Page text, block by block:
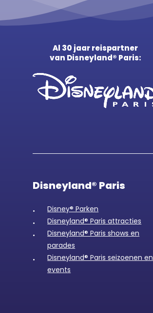
Al 30 jaar reispartner
van Disneyland® Paris:
Disneyland® Paris
Disney® Parken
Disneyland® Paris attracties
Disneyland® Paris shows en
parades
Disneyland® Paris seizoenen en
events